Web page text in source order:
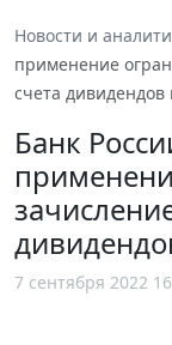
Новости и
применение
счета
Банк
7 сентября 2022